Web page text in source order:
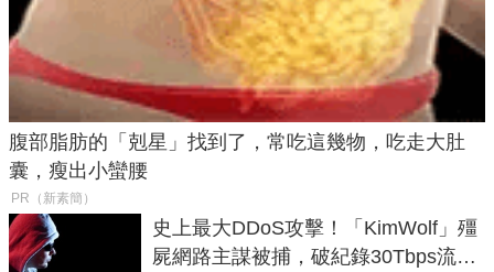
腹部脂肪的「剋星」找到了，常吃這幾物，吃走大肚
囊，瘦出小蠻腰
PR（新素簡）
史上最大DDoS攻擊！「KimWolf」殭
屍網路主謀被捕，破紀錄30Tbps流量